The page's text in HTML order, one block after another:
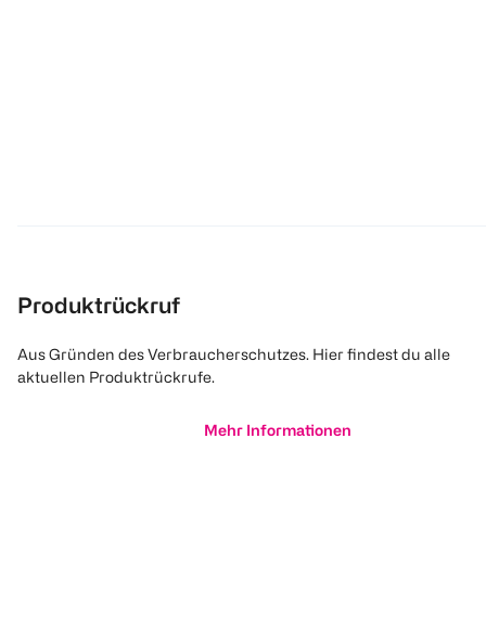
Produktrückruf
Aus Gründen des Verbraucherschutzes. Hier findest du alle
aktuellen Produktrückrufe.
Mehr Informationen